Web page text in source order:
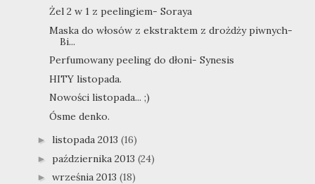
Żel 2 w 1 z peelingiem- Soraya
Maska do włosów z ekstraktem z drożdży piwnych-
Bi...
Perfumowany peeling do dłoni- Synesis
HITY listopada.
Nowości listopada... ;)
Ósme denko.
► listopada 2013 (16)
► października 2013 (24)
► września 2013 (18)